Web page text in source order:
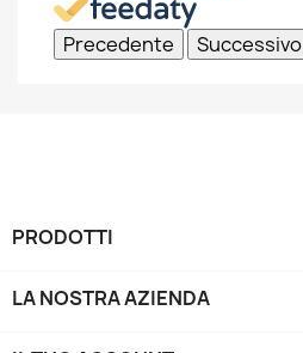
Precedente Successivo
PRODOTTI
LA NOSTRA AZIENDA